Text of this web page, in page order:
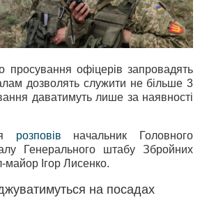
просування офіцерів запровадять
дозволять служити не більше 3
даватимуть лише за наявності
розповів начальник Головного
Генерального штабу Збройних
майор Ігор Лисенко.
на посадах